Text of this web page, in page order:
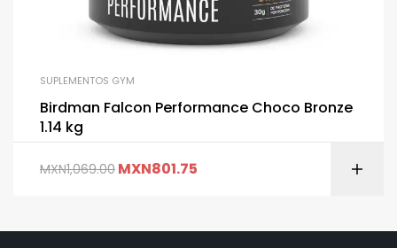
SUPLEMENTOS GYM
Birdman Falcon Performance Choco Bronze
1.14 kg
MXN1,069.00 MXN801.75